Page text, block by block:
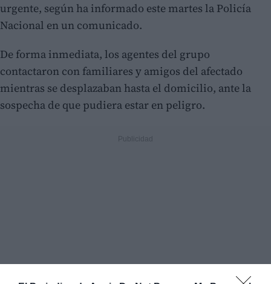
urgente, según ha informado este martes la Policía
Nacional en un comunicado.
De forma inmediata, los agentes del grupo
contactaron con familiares y amigos del afectado
mientras se desplazaban hasta el domicilio, ante la
sospecha de que pudiera estar en peligro.